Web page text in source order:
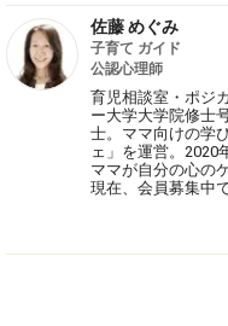
佐藤 めぐみ
子育て ガイド
公認心理師
育児相談室・ポジ
ー大学大学院修士
士。ママ向けの学
ェ」を運営。2020
ママが自分の心の
現在、会員募集中